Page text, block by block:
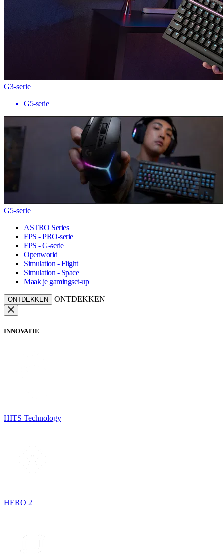
G3-serie
G5-serie
G5-serie
ASTRO Series
FPS - PRO-serie
FPS - G-serie
Openworld
Simulation - Flight
Simulation - Space
Maak je gamingset-up
ONTDEKKEN ONTDEKKEN
INNOVATIE
HITS Technology
HERO 2